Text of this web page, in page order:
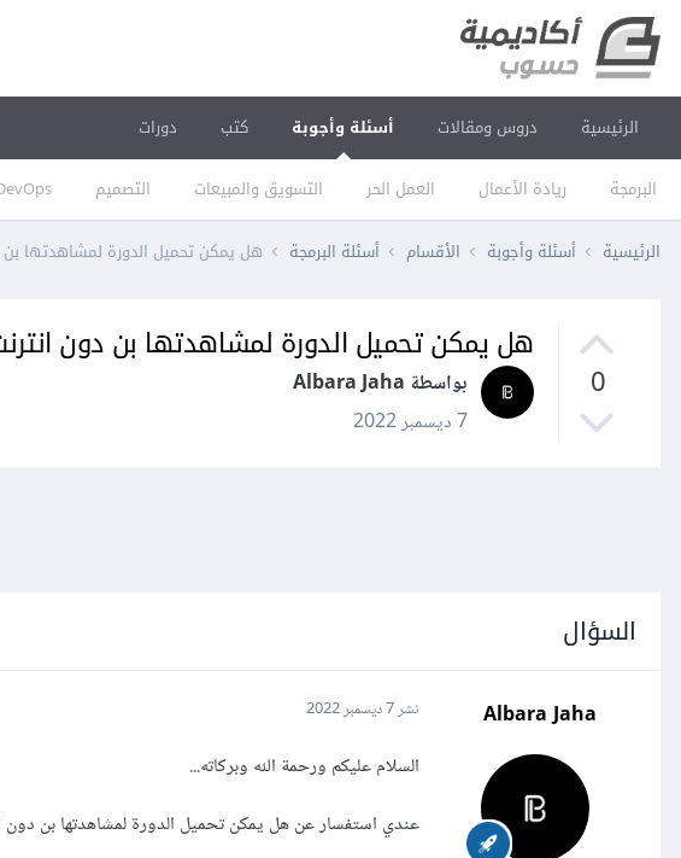
الرئيسية دروس ومقالات أسئلة وأجوبة
البرمجة ريادة الأعمال العمل الحر التسويق والمبيعات التصميم
كتب دورات
الرئيسية أسئلة وأجوبة الأقسام أسئلة البرمجة هل يمكن تحميل الدورة لمشاهدتها بن
0
هل يمكن تحميل الدورة لمشاهدتها بن دون
بواسطة Albara Jaha
7 ديسمبر 2022
السؤال
Albara Jaha نشر7 ديسمبر 2022
السلام عليكم ورحمة الله وبركاته...
عندي استفسار عن هل يمكن تحميل الدورة لمشاهدتها بن دون